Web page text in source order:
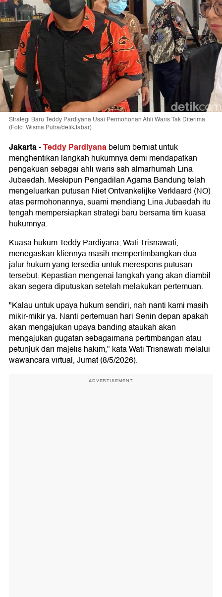
Strategi Baru Teddy Pardiyana Usai Permohonan Ahli Waris Tak Diterima.
(Foto: Wisma Putra/detikJabar)
Jakarta-Teddy Pardiyanabelum berniat untuk
menghentikan langkah hukumnya demi mendapatkan
pengakuan sebagai ahli waris sah almarhumah Lina
Jubaedah. Meskipun Pengadilan Agama Bandung telah
mengeluarkan putusan Niet Ontvankelijke Verklaard (NO)
atas permohonannya, suami mendiang Lina Jubaedah itu
tengah mempersiapkan strategi baru bersama tim kuasa
hukumnya.
Kuasa hukum Teddy Pardiyana, Wati Trisnawati,
menegaskan kliennya masih mempertimbangkan dua
jalur hukum yang tersedia untuk merespons putusan
tersebut. Kepastian mengenai langkah yang akan diambil
akan segera diputuskan setelah melakukan pertemuan.
"Kalau untuk upaya hukum sendiri, nah nanti kami masih
mikir-mikir ya. Nanti pertemuan hari Senin depan apakah
akan mengajukan upaya banding ataukah akan
mengajukan gugatan sebagaimana pertimbangan atau
petunjuk dari majelis hakim," kata Wati Trisnawati melalui
wawancara virtual, Jumat (8/5/2026).
ADVERTISEMENT